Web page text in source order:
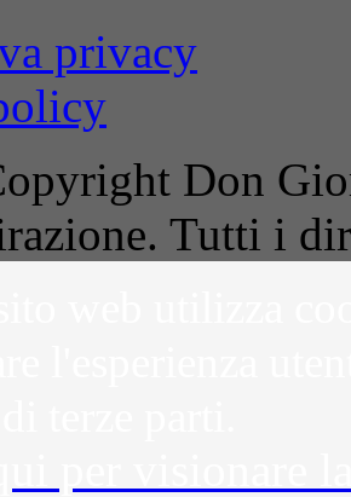
privacy
Don
Tutti i